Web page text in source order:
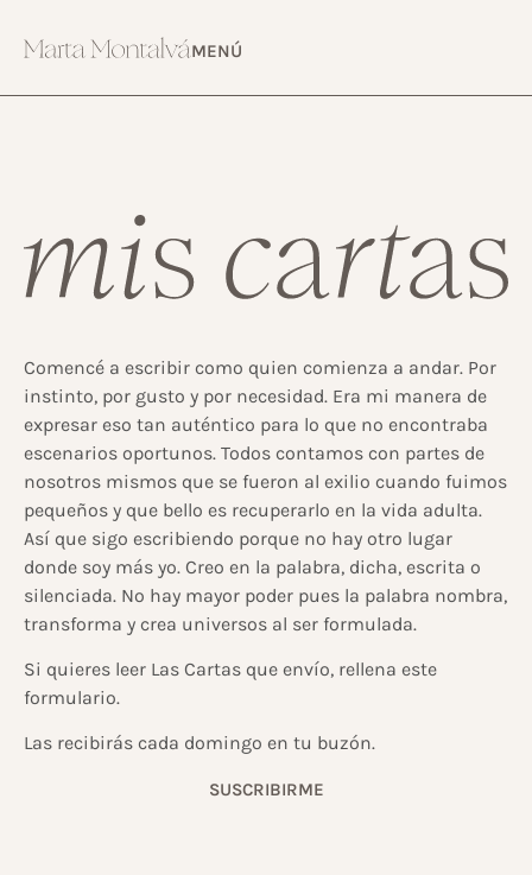
MENÚ
Comencé a escribir como quien comienza a andar. Por
instinto, por gusto y por necesidad. Era mi manera de
expresar eso tan auténtico para lo que no encontraba
escenarios oportunos. Todos contamos con partes de
nosotros mismos que se fueron al exilio cuando fuimos
pequeños y que bello es recuperarlo en la vida adulta.
Así que sigo escribiendo porque no hay otro lugar
donde soy más yo. Creo en la palabra, dicha, escrita o
silenciada. No hay mayor poder pues la palabra nombra,
transforma y crea universos al ser formulada.
Si quieres leer Las Cartas que envío, rellena este
formulario.
Las recibirás cada domingo en tu buzón.
SUSCRIBIRME